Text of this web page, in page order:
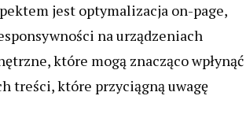
jest optymalizacja on-page,
na urządzeniach
które mogą znacząco wpłynąć
treści, które przyciągną uwagę